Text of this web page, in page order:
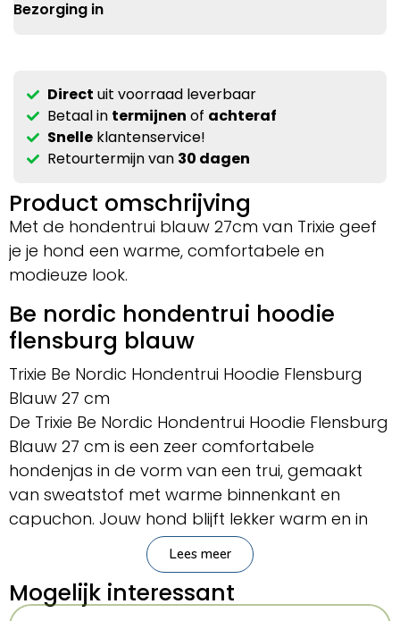
Bezorging in
Direct uit voorraad leverbaar
Betaal in termijnen of achteraf
Snelleklantenservice!
Retourtermijn van 30 dagen
Product omschrijving
Met de hondentrui blauw 27cm van Trixie geef
je je hond een warme, comfortabele en
modieuze look.
Be nordic hondentrui hoodie
flensburg blauw
Trixie Be Nordic Hondentrui Hoodie Flensburg
Blauw 27 cm
De Trixie Be Nordic Hondentrui Hoodie Flensburg
Blauw 27 cm is een zeer comfortabele
hondenjas in de vorm van een trui, gemaakt
van sweatstof met warme binnenkant en
capuchon. Jouw hond blijft lekker warm en in
huis en op droge herfstdagen met deze
sweater van Trixie! Deze hondentrui uit de Be
Nordic-lijn is gemaakt van sweatstof
(polyester) met een opgeruwde binnekant die
Lees meer
Mogelijk interessant